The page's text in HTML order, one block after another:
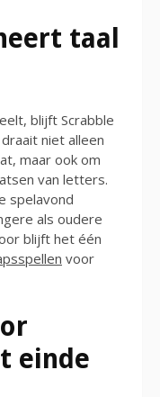
taal
blijft Scrabble
niet alleen
maar ook om
van letters.
spelavond
als oudere
blijft het één
voor
einde